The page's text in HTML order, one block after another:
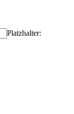
Platzhalter: